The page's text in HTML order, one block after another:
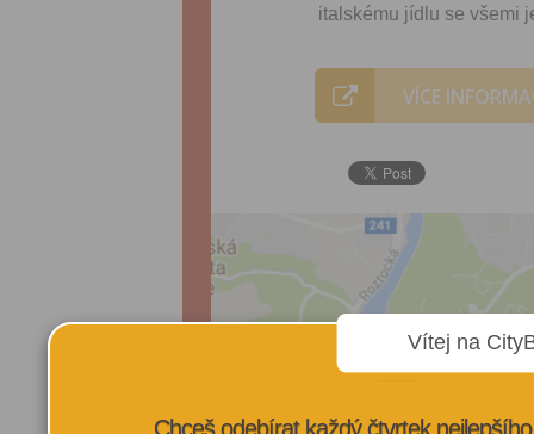
italskému jídlu se všemi
VÍCE
Vítej na
Chceš odebírat každý čtvrtek